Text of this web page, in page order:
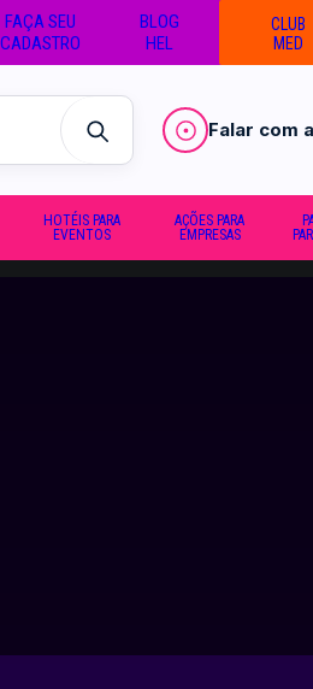
FAÇA SEU
CADASTRO
BLOG
HEL
CLUB
MED
Falar com
HOTÉIS PARA
EVENTOS
AÇÕES PARA
EMPRESAS